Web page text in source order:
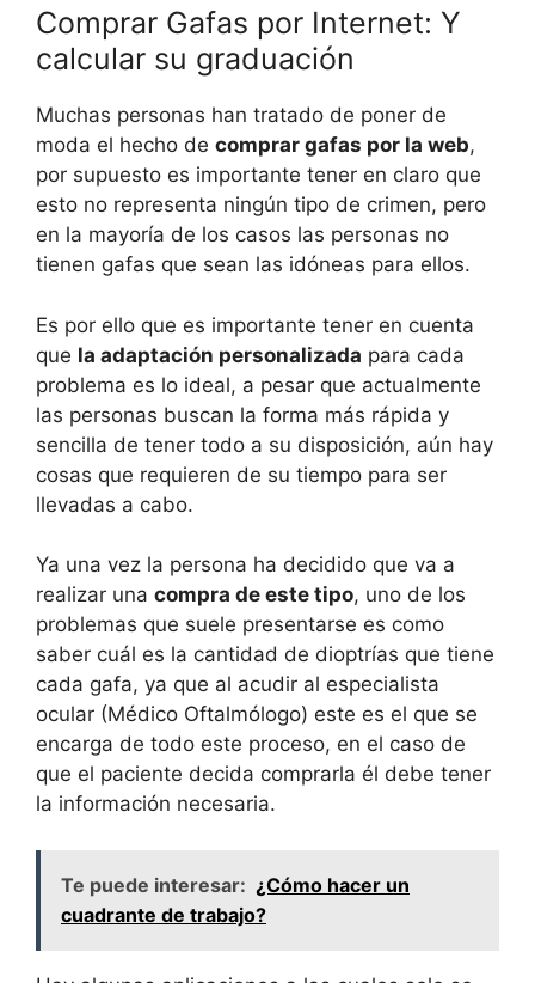
Comprar Gafas por Internet: Y
calcular su graduación
Muchas personas han tratado de poner de
moda el hecho de comprar gafas por la web,
por supuesto es importante tener en claro que
esto no representa ningún tipo de crimen, pero
en la mayoría de los casos las personas no
tienen gafas que sean las idóneas para ellos.
Es por ello que es importante tener en cuenta
que la adaptación personalizada para cada
problema es lo ideal, a pesar que actualmente
las personas buscan la forma más rápida y
sencilla de tener todo a su disposición, aún hay
cosas que requieren de su tiempo para ser
llevadas a cabo.
Ya una vez la persona ha decidido que va a
realizar una compra de este tipo, uno de los
problemas que suele presentarse es como
saber cuál es la cantidad de dioptrías que tiene
cada gafa, ya que al acudir al especialista
ocular (Médico Oftalmólogo) este es el que se
encarga de todo este proceso, en el caso de
que el paciente decida comprarla él debe tener
la información necesaria.
Te puede interesar: ¿Cómo hacer un
cuadrante de trabajo?